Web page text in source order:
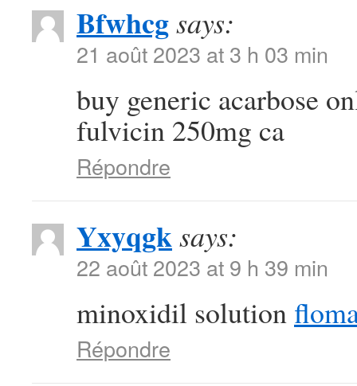
Bfwhcgsays:
21 août 2023 at 3 h 03 min
buy generic acarbose
fulvicin 250mg ca
Répondre
Yxyqgksays:
22 août 2023 at 9 h 39 min
minoxidil solution
Répondre